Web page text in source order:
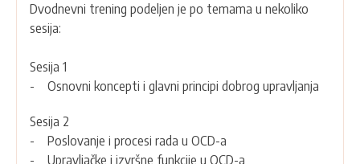
Dvodnevni trening podeljen je po temama u nekoliko
sesija:
Sesija 1
- Osnovni koncepti i glavni principi dobrog upravljanja
Sesija 2
- Poslovanje i procesi rada u OCD-a
- Upravljačke i izvršne funkcije u OCD-a